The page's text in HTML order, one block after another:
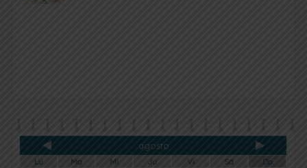
agosto
Lu Ma Mi Ju Vi Sá
Do